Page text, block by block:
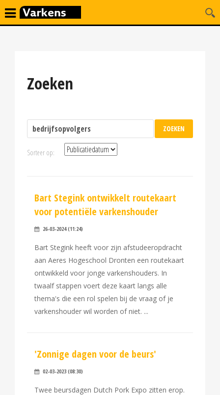
Zoeken
Sorteer op:
Bart Stegink ontwikkelt routekaart
voor potentiële varkenshouder
26-03-2024 (11:24)
Bart Stegink heeft voor zijn afstudeeropdracht
aan Aeres Hogeschool Dronten een routekaart
ontwikkeld voor jonge varkenshouders. In
twaalf stappen voert deze kaart langs alle
thema's die een rol spelen bij de vraag of je
varkenshouder wil worden of niet.
'Zonnige dagen voor de beurs'
02-03-2023 (08:30)
Twee beursdagen Dutch Pork Expo zitten erop.